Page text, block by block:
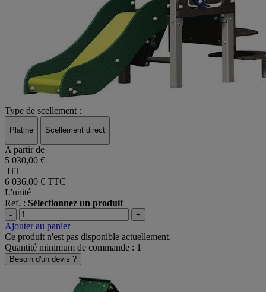
Type de scellement :
Platine Scellement direct
A partir de
5 030,00 €
HT
6 036,00 € TTC
L'unité
Ref. : Sélectionnez un produit
- +
Ajouter au panier
Ce produit n'est pas disponible actuellement.
Quantité minimum de commande : 1
Besoin d'un devis ?